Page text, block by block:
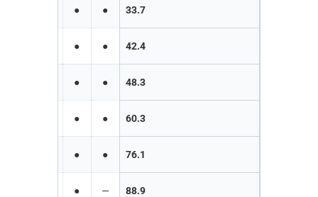
33.7
●
●
42.4
●
●
48.3
●
●
60.3
●
●
76.1
●
●
88.9
—
●